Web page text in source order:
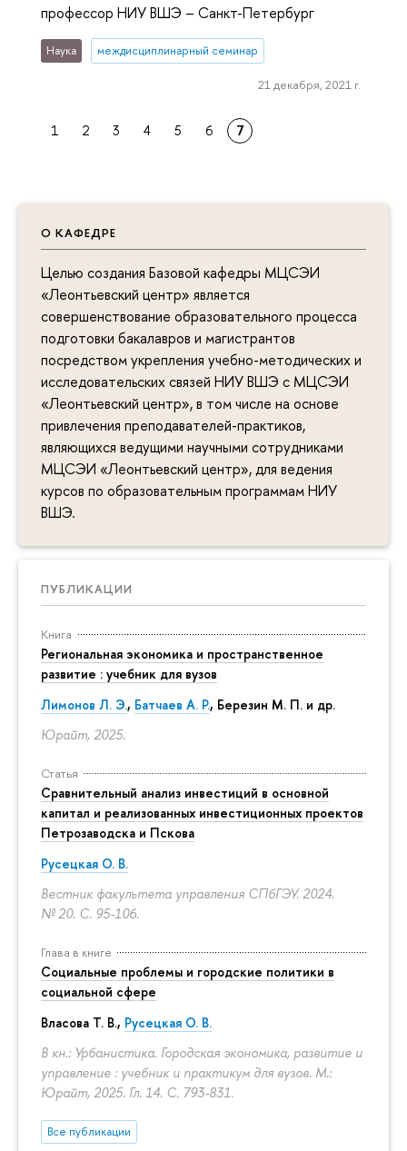
О КАФЕДРЕ
Целью создания Базовой кафедры МЦСЭИ
«Леонтьевский центр» является
совершенствование образовательного процесса
подготовки бакалавров и магистрантов
посредством укрепления учебно-методических и
исследовательских связей НИУ ВШЭ с МЦСЭИ
«Леонтьевский центр», в том числе на основе
привлечения преподавателей-практиков,
являющихся ведущими научными сотрудниками
МЦСЭИ «Леонтьевский центр», для ведения
курсов по образовательным программам НИУ
ВШЭ.
ПУБЛИКАЦИИ
Книга
Региональная экономика и пространственное
развитие : учебник для вузов
Лимонов Л. Э., Батчаев А. Р., Березин М. П. и др.
Юрайт, 2025.
Статья
Сравнительный анализ инвестиций в основной
капитал и реализованных инвестиционных проектов
Петрозаводска и Пскова
Русецкая О. В.
Вестник факультета управления СПбГЭУ. 2024.
№ 20. С. 95-106.
Глава в книге
Социальные проблемы и городские политики в
социальной сфере
Власова Т. В., Русецкая О. В.
В кн.: Урбанистика. Городская экономика, развитие и
управление : учебник и практикум для вузов. М.:
Юрайт, 2025. Гл. 14. С. 793-831.
Все публикации
профессор НИУ ВШЭ – Санкт-Петербург
Наука междисциплинарный семинар
21 декабря, 2021 г.
1 2 3 4 5 6 7